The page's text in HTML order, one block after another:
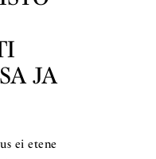
JA
ei etene